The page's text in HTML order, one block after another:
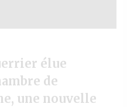
élue
de
une nouvelle